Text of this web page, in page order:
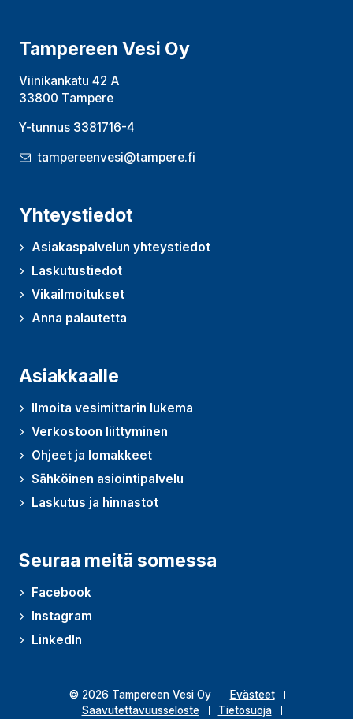
Tampereen Vesi Oy
Viinikankatu 42 A
33800 Tampere
Y-tunnus 3381716-4
tampereenvesi@tampere.fi
Yhteystiedot
Asiakaspalvelun yhteystiedot
Laskutustiedot
Vikailmoitukset
Anna palautetta
(Avautuu uudessa ikkunassa)
Asiakkaalle
Ilmoita vesimittarin lukema
Verkostoon liittyminen
Ohjeet ja lomakkeet
Sähköinen asiointipalvelu
Laskutus ja hinnastot
Seuraa meitä somessa
Facebook
Instagram
LinkedIn
© 2026 Tampereen Vesi Oy
Evästeet
Saavutettavuusseloste
Tietosuoja